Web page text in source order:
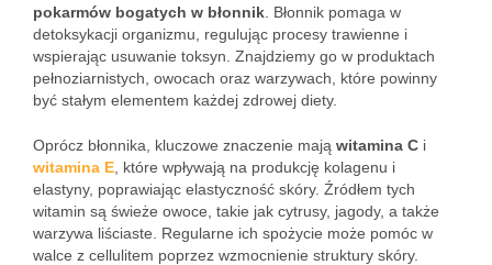
pokarmów bogatych w błonnik . Błonnik pomaga w
detoksykacji organizmu, regulując procesy trawienne i
wspierając usuwanie toksyn. Znajdziemy go w produktach
pełnoziarnistych, owocach oraz warzywach, które powinny
być stałym elementem każdej zdrowej diety.
Oprócz błonnika, kluczowe znaczenie mają witamina C i
witamina E , które wpływają na produkcję kolagenu i
elastyny, poprawiając elastyczność skóry. Źródłem tych
witamin są świeże owoce, takie jak cytrusy, jagody, a także
warzywa liściaste. Regularne ich spożycie może pomóc w
walce z cellulitem poprzez wzmocnienie struktury skóry.